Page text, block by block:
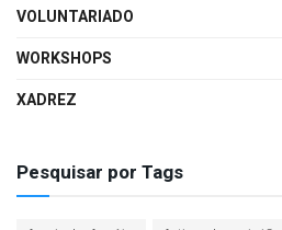
VOLUNTARIADO
WORKSHOPS
XADREZ
Pesquisar por Tags